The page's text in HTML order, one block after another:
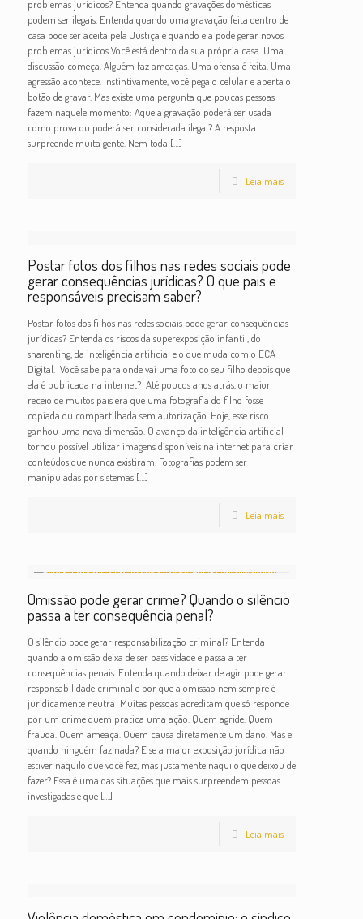
problemas jurídicos? Entenda quando gravações domésticas
podem ser ilegais. Entenda quando uma gravação feita dentro de
casa pode ser aceita pela Justiça e quando ela pode gerar novos
problemas jurídicos Você está dentro da sua própria casa. Uma
discussão começa. Alguém faz ameaças. Uma ofensa é feita. Uma
agressão acontece. Instintivamente, você pega o celular e aperta o
botão de gravar. Mas existe uma pergunta que poucas pessoas
fazem naquele momento: Aquela gravação poderá ser usada
como prova ou poderá ser considerada ilegal? A resposta
surpreende muita gente. Nem toda […]
Leia mais
Postar fotos dos filhos nas redes sociais pode
gerar consequências jurídicas? O que pais e
responsáveis precisam saber?
Postar fotos dos filhos nas redes sociais pode gerar consequências
jurídicas? Entenda os riscos da superexposição infantil, do
sharenting, da inteligência artificial e o que muda com o ECA
Digital. Você sabe para onde vai uma foto do seu filho depois que
ela é publicada na internet? Até poucos anos atrás, o maior
receio de muitos pais era que uma fotografia do filho fosse
copiada ou compartilhada sem autorização. Hoje, esse risco
ganhou uma nova dimensão. O avanço da inteligência artificial
tornou possível utilizar imagens disponíveis na internet para criar
conteúdos que nunca existiram. Fotografias podem ser
manipuladas por sistemas[…]
Leia mais
Omissão pode gerar crime? Quando o silêncio
passa a ter consequência penal?
O silêncio pode gerar responsabilização criminal? Entenda
quando a omissão deixa de ser passividade e passa a ter
consequências penais. Entenda quando deixar de agir pode gerar
responsabilidade criminal e por que a omissão nem sempre é
juridicamente neutra Muitas pessoas acreditam que só responde
por um crime quem pratica uma ação. Quem agride. Quem
frauda. Quem ameaça. Quem causa diretamente um dano. Mas e
quando ninguém faz nada? E se a maior exposição jurídica não
estiver naquilo que você fez, mas justamente naquilo que deixou de
fazer? Essa é uma das situações que mais surpreendem pessoas
investigadas e que[…]
Leia mais